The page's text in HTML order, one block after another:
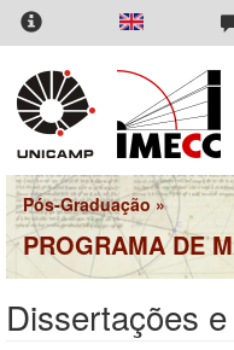
Pular
para
conteúdo
principal
Pós-Graduação »
PROGRAMA DE
Dissertações